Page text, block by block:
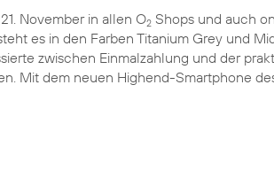
November in allen O2 Shops und auch
es in den Farben Titanium Grey und
zwischen Einmalzahlung und der
Mit dem neuen Highend-Smartphone